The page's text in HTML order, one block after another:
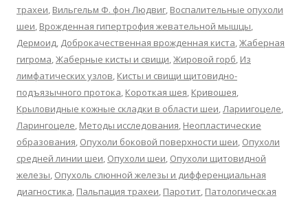
трахеи, Вильгельм Ф. фон Людвиг, Воспалительные опухоли
шеи, Врожденная гипертрофия жевательной мышцы,
Дермоид, Доброкачественная врожденная киста,Жаберная
гигрома,Жаберные кисты и свищи,Жировой горб, Из
лимфатических узлов, Кисты и свищи щитовидно-
подъязычного протока, Короткая шея, Кривошея,
Крыловидные кожные складки в области шеи,Лариигоцеле,
Ларингоцеле, Методы исследования, Неопластические
образования, Опухоли боковой поверхности шеи, Опухоли
средней линии шеи, Опухоли шеи, Опухоли щитовидной
железы, Опухоль слюнной железы и дифференциальная
диагностика, Пальпация трахеи, Паротит, Патологическая